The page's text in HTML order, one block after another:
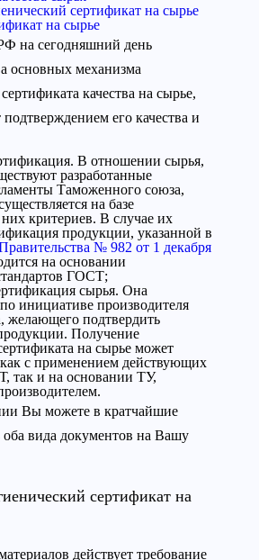
сертификат на сырье
на сырье
на сегодняшний день
основных механизма
качества на сырье,
его качества и
В отношении сырья,
разработанные
Таможенного союза,
на базе
критериев. В случае их
продукции, указанной в
№ 982 от 1 декабря
на основании
ГОСТ;
сырья. Она
инициативе производителя
желающего подтвердить
Получение
на сырье может
как с применением действующих
так и на основании ТУ,
Вы можете в кратчайшие
вида документов на Вашу
сертификат на
действует требование